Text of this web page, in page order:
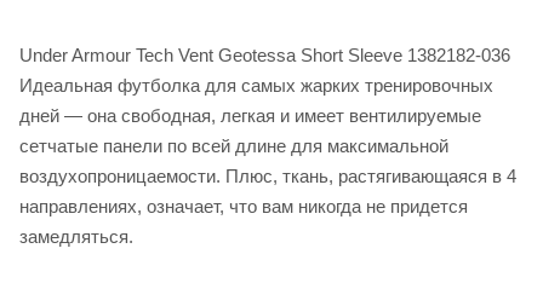
Under Armour Tech Vent Geotessa Short Sleeve 1382182-036
Идеальная футболка для самых жарких тренировочных
дней — она свободная, легкая и имеет вентилируемые
сетчатые панели по всей длине для максимальной
воздухопроницаемости. Плюс, ткань, растягивающаяся в 4
направлениях, означает, что вам никогда не придется
замедляться.